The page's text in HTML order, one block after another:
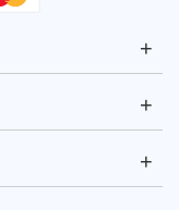
+
+
+